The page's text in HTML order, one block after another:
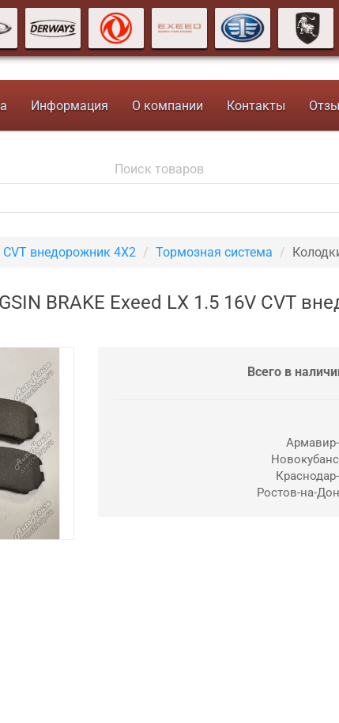
Информация О компании Контакты
CVT внедорожник 4X2 Тормозная система
BRAKE Exeed LX 1.5 16V CVT
Всего в
Ростов-на-